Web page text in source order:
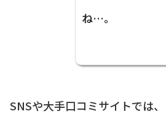
ね…。
SNSや大手口コミサイトでは